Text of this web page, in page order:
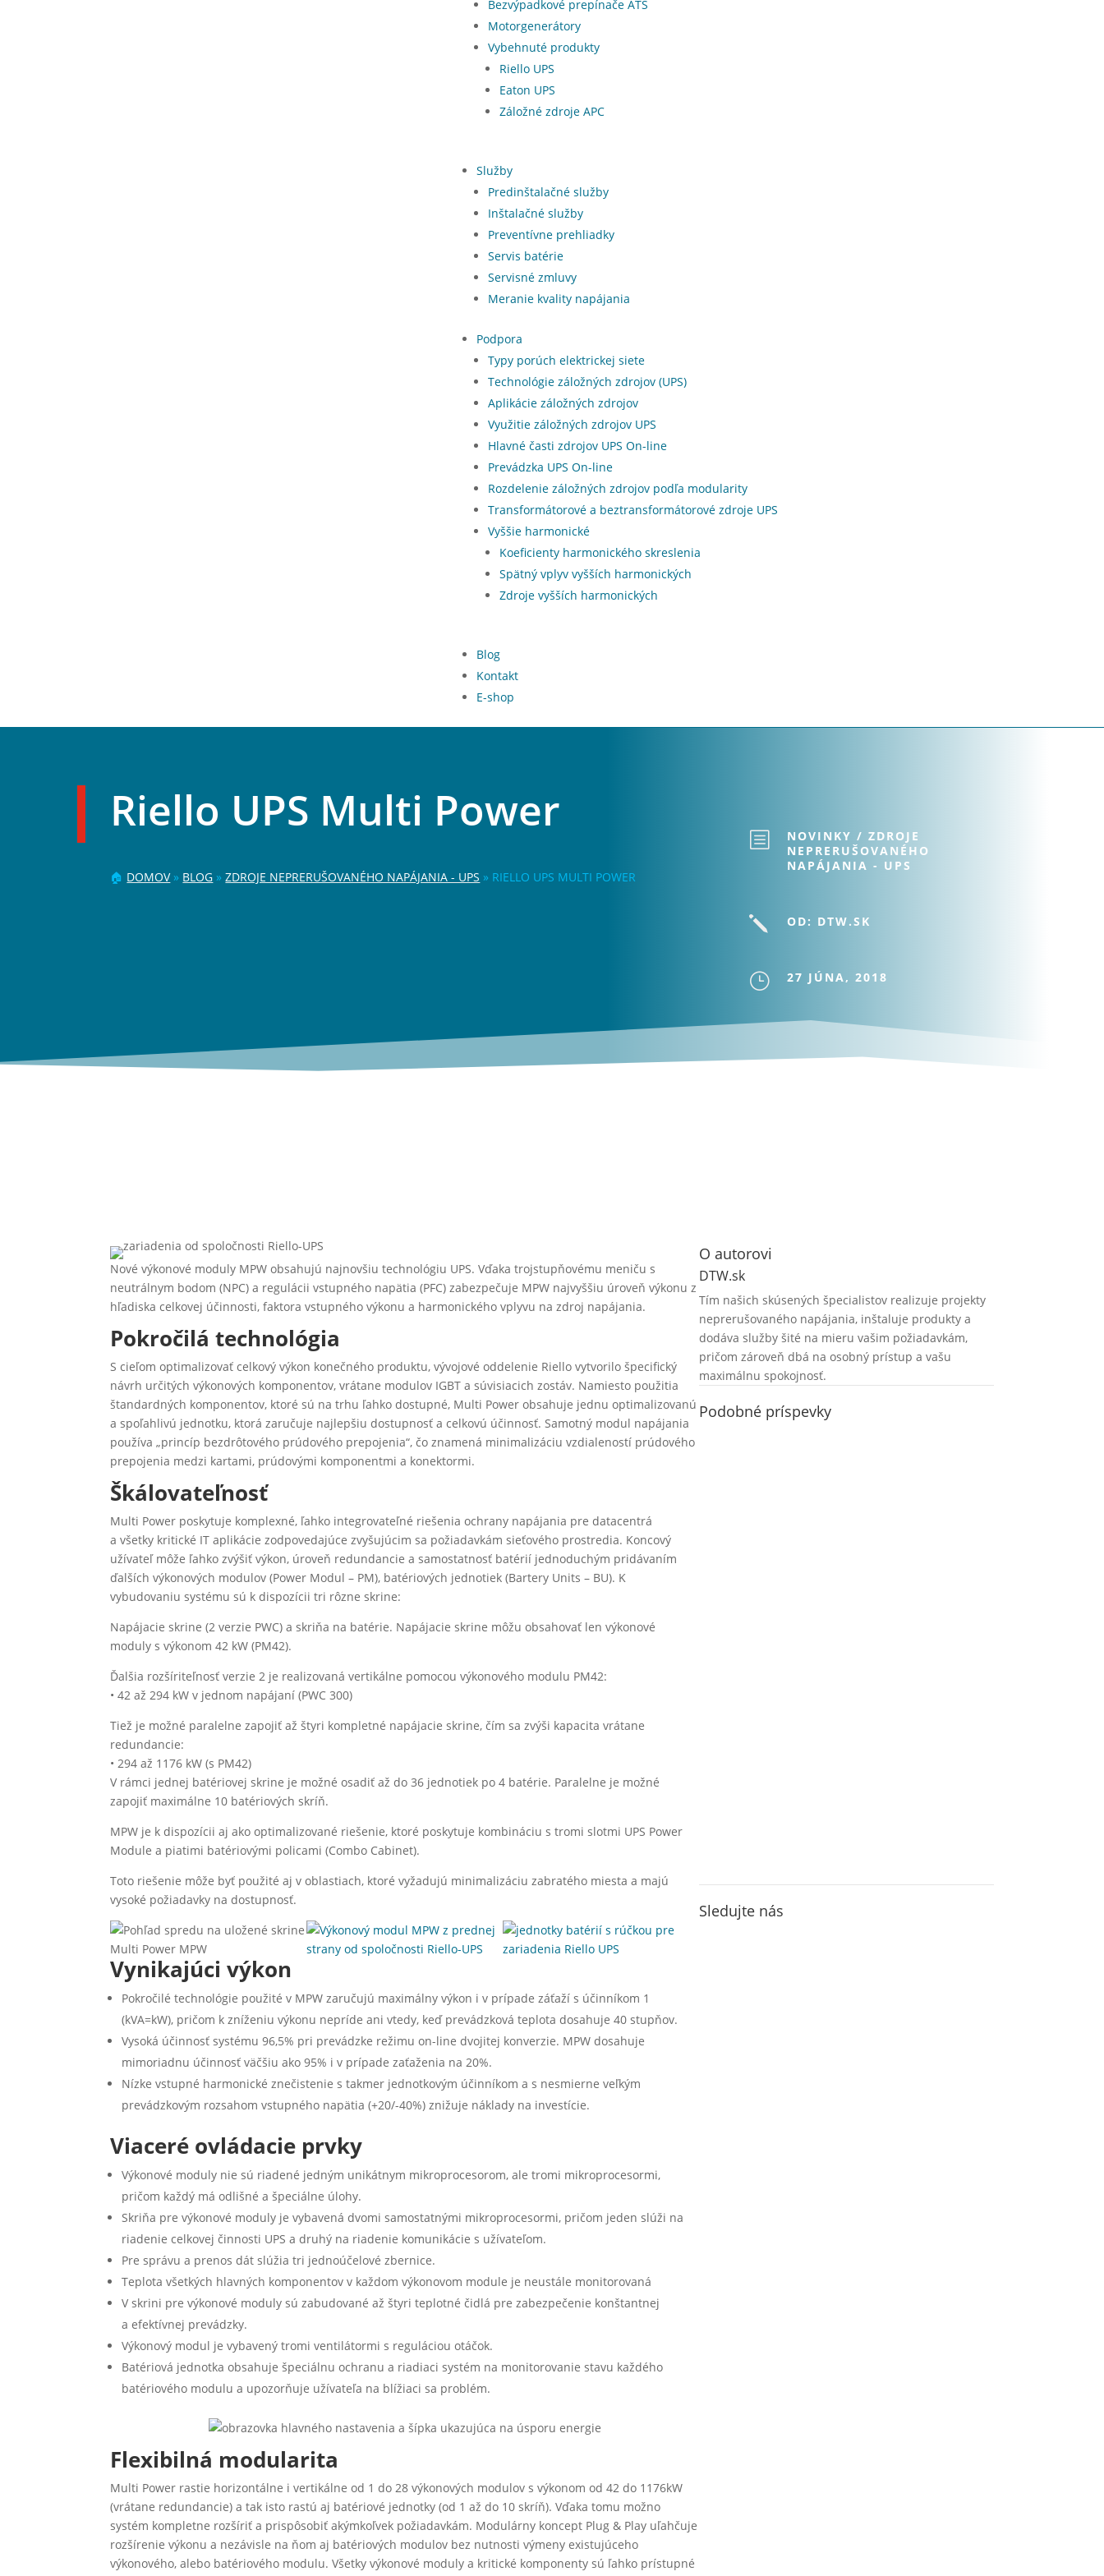
Bezvýpadkové prepínače ATS
Motorgenerátory
Vybehnuté produkty
Riello UPS
Eaton UPS
Záložné zdroje APC
Služby
Predinštalačné služby
Inštalačné služby
Preventívne prehliadky
Servis batérie
Servisné zmluvy
Meranie kvality napájania
Podpora
Typy porúch elektrickej siete
Technológie záložných zdrojov (UPS)
Aplikácie záložných zdrojov
Využitie záložných zdrojov UPS
Hlavné časti zdrojov UPS On-line
Prevádzka UPS On-line
Rozdelenie záložných zdrojov podľa modularity
Transformátorové a beztransformátorové zdroje UPS
Vyššie harmonické
Koeficienty harmonického skreslenia
Spätný vplyv vyšších harmonických
Zdroje vyšších harmonických
Blog
Kontakt
E-shop
Riello UPS Multi Power
🏠 DOMOV» BLOG »ZDROJE NEPRERUŠOVANÉHO NAPÁJANIA - UPS » RIELLO UPS MULTI POWER
b NOVINKY /ZDROJE
NEPRERUŠOVANÉHO
NAPÁJANIA - UPS
j OD: DTW.SK
} 27 JÚNA, 2018
Nové výkonové moduly MPW obsahujú najnovšiu technológiu UPS. Vďaka trojstupňovému meniču s
neutrálnym bodom (NPC) a regulácii vstupného napätia (PFC) zabezpečuje MPW najvyššiu úroveň výkonu z
hľadiska celkovej účinnosti, faktora vstupného výkonu a harmonického vplyvu na zdroj napájania.
Pokročilá technológia
S cieľom optimalizovať celkový výkon konečného produktu, vývojové oddelenie Riello vytvorilo špecifický
návrh určitých výkonových komponentov, vrátane modulov IGBT a súvisiacich zostáv. Namiesto použitia
štandardných komponentov, ktoré sú na trhu ľahko dostupné, Multi Power obsahuje jednu optimalizovanú
a spoľahlivú jednotku, ktorá zaručuje najlepšiu dostupnosť a celkovú účinnosť. Samotný modul napájania
používa „princíp bezdrôtového prúdového prepojenia“, čo znamená minimalizáciu vzdialeností prúdového
prepojenia medzi kartami, prúdovými komponentmi a konektormi.
Škálovateľnosť
Multi Power poskytuje komplexné, ľahko integrovateľné riešenia ochrany napájania pre datacentrá
a všetky kritické IT aplikácie zodpovedajúce zvyšujúcim sa požiadavkám sieťového prostredia. Koncový
užívateľ môže ľahko zvýšiť výkon, úroveň redundancie a samostatnosť batérií jednoduchým pridávaním
ďalších výkonových modulov (Power Modul – PM), batériových jednotiek (Bartery Units – BU). K
vybudovaniu systému sú k dispozícii tri rôzne skrine:
Napájacie skrine (2 verzie PWC) a skriňa na batérie. Napájacie skrine môžu obsahovať len výkonové
moduly s výkonom 42 kW (PM42).
Ďalšia rozšíriteľnosť verzie 2 je realizovaná vertikálne pomocou výkonového modulu PM42:
• 42 až 294 kW v jednom napájaní (PWC 300)
Tiež je možné paralelne zapojiť až štyri kompletné napájacie skrine, čím sa zvýši kapacita vrátane
redundancie:
• 294 až 1176 kW (s PM42)
V rámci jednej batériovej skrine je možné osadiť až do 36 jednotiek po 4 batérie. Paralelne je možné
zapojiť maximálne 10 batériových skríň.
MPW je k dispozícii aj ako optimalizované riešenie, ktoré poskytuje kombináciu s tromi slotmi UPS Power
Module a piatimi batériovými policami (Combo Cabinet).
Toto riešenie môže byť použité aj v oblastiach, ktoré vyžadujú minimalizáciu zabratého miesta a majú
vysoké požiadavky na dostupnosť.
Vynikajúci výkon
Pokročilé technológie použité v MPW zaručujú maximálny výkon i v prípade záťaží s účinníkom 1
(kVA=kW), pričom k zníženiu výkonu nepríde ani vtedy, keď prevádzková teplota dosahuje 40 stupňov.
Vysoká účinnosť systému 96,5% pri prevádzke režimu on-line dvojitej konverzie. MPW dosahuje
mimoriadnu účinnosť väčšiu ako 95% i v prípade zaťaženia na 20%.
Nízke vstupné harmonické znečistenie s takmer jednotkovým účinníkom a s nesmierne veľkým
prevádzkovým rozsahom vstupného napätia (+20/-40%) znižuje náklady na investície.
Viaceré ovládacie prvky
Výkonové moduly nie sú riadené jedným unikátnym mikroprocesorom, ale tromi mikroprocesormi,
pričom každý má odlišné a špeciálne úlohy.
Skriňa pre výkonové moduly je vybavená dvomi samostatnými mikroprocesormi, pričom jeden slúži na
riadenie celkovej činnosti UPS a druhý na riadenie komunikácie s užívateľom.
Pre správu a prenos dát slúžia tri jednoúčelové zbernice.
Teplota všetkých hlavných komponentov v každom výkonovom module je neustále monitorovaná
V skrini pre výkonové moduly sú zabudované až štyri teplotné čidlá pre zabezpečenie konštantnej
a efektívnej prevádzky.
Výkonový modul je vybavený tromi ventilátormi s reguláciou otáčok.
Batériová jednotka obsahuje špeciálnu ochranu a riadiaci systém na monitorovanie stavu každého
batériového modulu a upozorňuje užívateľa na blížiaci sa problém.
Flexibilná modularita
Multi Power rastie horizontálne i vertikálne od 1 do 28 výkonových modulov s výkonom od 42 do 1176kW
(vrátane redundancie) a tak isto rastú aj batériové jednotky (od 1 až do 10 skríň). Vďaka tomu možno
systém kompletne rozšíriť a prispôsobiť akýmkoľvek požiadavkám. Modulárny koncept Plug & Play uľahčuje
rozšírenie výkonu a nezávisle na ňom aj batériových modulov bez nutnosti výmeny existujúceho
výkonového, alebo batériového modulu. Všetky výkonové moduly a kritické komponenty sú ľahko prístupné
O autorovi
DTW.sk
Tím našich skúsených špecialistov realizuje projekty
neprerušovaného napájania, inštaluje produkty a
dodáva služby šité na mieru vašim požiadavkám,
pričom zároveň dbá na osobný prístup a vašu
maximálnu spokojnosť.
Podobné príspevky
Sledujte nás